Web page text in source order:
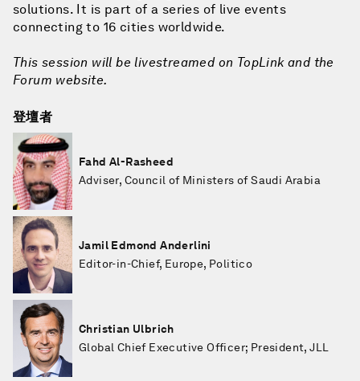
solutions. It is part of a series of live events
connecting to 16 cities worldwide.
This session will be livestreamed on TopLink and the
Forum website.
登壇者
Fahd Al-Rasheed
Adviser, Council of Ministers of Saudi Arabia
Jamil Edmond Anderlini
Editor-in-Chief, Europe, Politico
Christian Ulbrich
Global Chief Executive Officer; President, JLL